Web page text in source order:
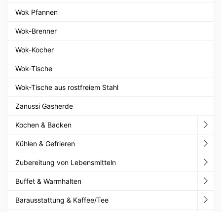
Wok Pfannen
Wok-Brenner
Wok-Kocher
Wok-Tische
Wok-Tische aus rostfreiem Stahl
Zanussi Gasherde
Kochen & Backen
Kühlen & Gefrieren
Zubereitung von Lebensmitteln
Buffet & Warmhalten
Barausstattung & Kaffee/Tee